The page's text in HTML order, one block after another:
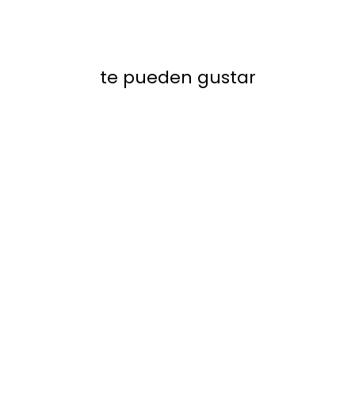
te pueden gustar